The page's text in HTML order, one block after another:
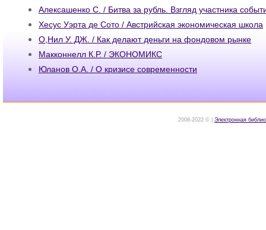
Алексашенко С. / Битва за рубль. Взгляд участника
Хесус Уэрта де Сото / Австрийская экономическая школа
О,Нил У. ДЖ. / Как делают деньги на фондовом рынке
Макконнелл К.Р. / ЭКОНОМИКС
Юланов О.А. / О кризисе современности
2008-2022 © | Электронная